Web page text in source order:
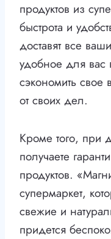
продуктов из
быстрота и
доставят все
удобное для
сэкономить
от своих дел.
Кроме того, при
получаете
продуктов.
супермаркет,
свежие и
придется